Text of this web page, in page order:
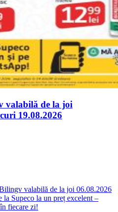
valabilă de la joi
19.08.2026
valabilă de la joi 06.08.2026
Supeco la un preț excelent –
fiecare zi!